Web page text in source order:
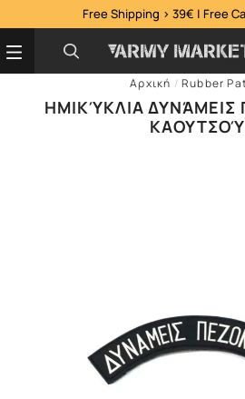
Free Shipping > 39€ | Free
Αρχική / Rubber
ΗΜΙΚΎΚΛΙΑ